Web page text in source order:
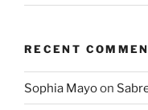
RECENT
Sophia Mayoon